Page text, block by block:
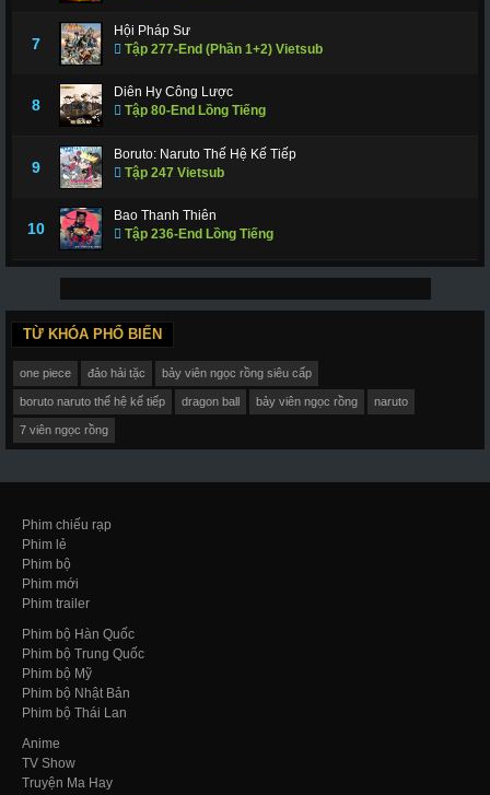
7
Hội Pháp Sư
Tập 277-End (Phần 1+2) Vietsub
8
Diên Hy Công Lược
Tập 80-End Lồng Tiếng
9
Boruto: Naruto Thế Hệ Kế Tiếp
Tập 247 Vietsub
10
Bao Thanh Thiên
Tập 236-End Lồng Tiếng
TỪ KHÓA PHỔ BIẾN
one piece đảo hải tặc bảy viên ngọc rồng siêu cấp
boruto naruto thế hệ kế tiếp dragon ball bảy viên ngọc rồng naruto
7 viên ngọc rồng
Phim chiếu rạp
Phim lẻ
Phim bộ
Phim mới
Phim trailer
Phim bộ Hàn Quốc
Phim bộ Trung Quốc
Phim bộ Mỹ
Phim bộ Nhật Bản
Phim bộ Thái Lan
Anime
TV Show
Truyện Ma Hay